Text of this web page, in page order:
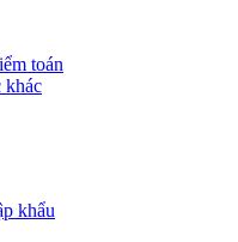
toán
khác
khẩu